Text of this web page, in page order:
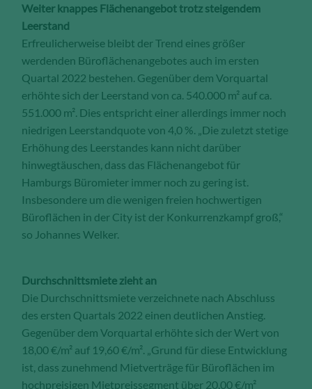
Weiter knappes Flächenangebot trotz steigendem
Leerstand
Erfreulicherweise bleibt der Trend eines größer
werdenden Büroflächenangebotes auch im ersten
Quartal 2022 bestehen. Gegenüber dem Vorquartal
erhöhte sich der Leerstand von ca. 540.000 m² auf ca.
551.000 m². Dies entspricht einer allerdings immer noch
niedrigen Leerstandquote von 4,0 %. „Die zuletzt stetige
Erhöhung des Leerstandes kann nicht darüber
hinwegtäuschen, dass das Flächenangebot für
Hamburgs Büromieter immer noch zu gering ist.
Insbesondere um die wenigen freien hochwertigen
Büroflächen in der City ist der Konkurrenzkampf groß,“
so Johannes Welker.
Durchschnittsmiete zieht an
Die Durchschnittsmiete verzeichnete nach Abschluss
des ersten Quartals 2022 einen deutlichen Anstieg.
Gegenüber dem Vorquartal erhöhte sich der Wert von
18,00 €/m² auf 19,60 €/m². „Grund für diese Entwicklung
ist, dass zunehmend Mietverträge für Büroflächen im
hochpreisigen Mietpreissegment über 20,00 €/m²